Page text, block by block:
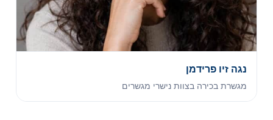
נגה זיו פרידמן
מגשרת בכירה בצוות נישרי מגשרים